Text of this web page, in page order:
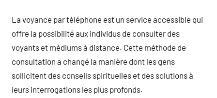
La voyance par téléphone est un service accessible qui
offre la possibilité aux individus de consulter des
voyants et médiums à distance. Cette méthode de
consultation a changé la manière dont les gens
sollicitent des conseils spirituelles et des solutions à
leurs interrogations les plus profonds.